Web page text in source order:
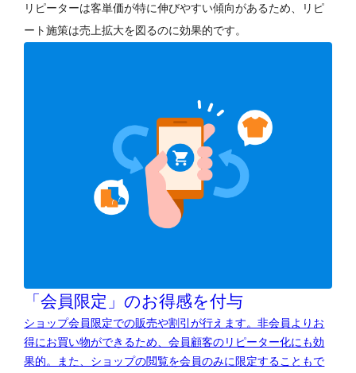
リピーターは客単価が特に伸びやすい傾向があるため、リピ
ート施策は売上拡大を図るのに効果的です。
「会員限定」のお得感を付与
ショップ会員限定での販売や割引が行えます。非会員よりお
得にお買い物ができるため、会員顧客のリピーター化にも効
果的。また、ショップの閲覧を会員のみに限定することもで